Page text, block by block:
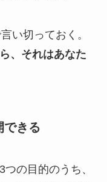
い切っておく。
、それはあなた
できる
の目的のうち、